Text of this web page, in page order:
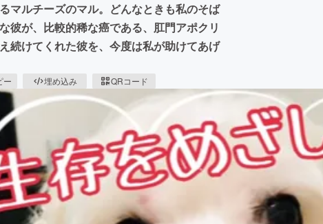
マルチーズのマル。どんなときも私のそば
彼が、比較的稀な癌である、肛門アポクリ
続けてくれた彼を、今度は私が助けてあげ
ー 埋め込み QRコード